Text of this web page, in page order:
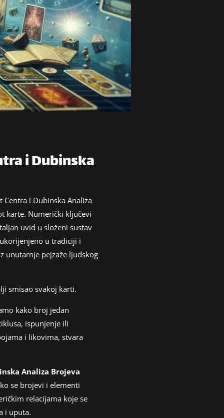
i Dubinska
i Dubinska Analiza
karte. Numerički ključevi
uvid u složeni sustav
u tradiciji i
unutarnje pejzaže ljudskog
smisao svakoj karti.
kako broj jedan
ispunjenje ili
i likovima, stvara
Analiza Brojeva
se brojevi i elementi
relacijama koje se
i uputa.